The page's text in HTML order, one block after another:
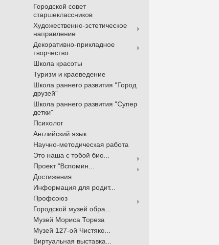
Городской совет
старшеклассников
Художественно-эстетическое
направление
Декоративно-прикладное
творчество
Школа красоты
Туризм и краеведение
Школа раннего развития "Город
друзей"
Школа раннего развития "Супер
детки"
Психолог
Английский язык
Научно-методическая работа
Это наша с тобой био...
Проект "Вспомин...
Достижения
Информация для родит...
Профсоюз
Городской музей обра...
Музей Мориса Тореза
Музей 127-ой Чистяко...
Виртуальная выставка...